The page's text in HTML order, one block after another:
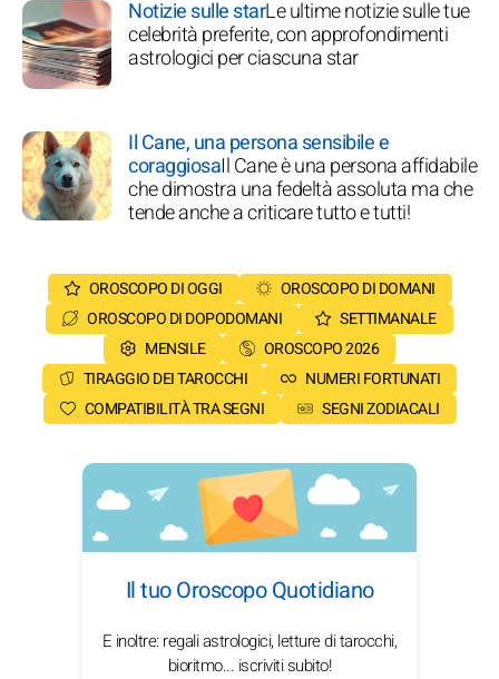
Notizie sulle starLe ultime notizie sulle tue
celebrità preferite, con approfondimenti
astrologici per ciascuna star
Il Cane, una persona sensibile e
coraggiosaIl Cane è una persona affidabile
che dimostra una fedeltà assoluta ma che
tende anche a criticare tutto e tutti!
OROSCOPO DI OGGI
OROSCOPO DI DOMANI
OROSCOPO DI DOPODOMANI
SETTIMANALE
MENSILE
OROSCOPO 2026
TIRAGGIO DEI TAROCCHI
NUMERI FORTUNATI
COMPATIBILITÀ TRA SEGNI
SEGNI ZODIACALI
Il tuo Oroscopo Quotidiano
E inoltre: regali astrologici, letture di tarocchi,
bioritmo... iscriviti subito!